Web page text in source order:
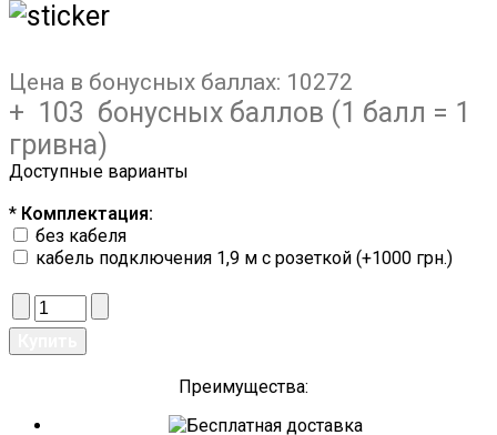
Цена в бонусных баллах: 10272
+ 103 бонусных баллов (1 балл = 1
гривна)
Доступные варианты
* Комплектация:
без кабеля
кабель подключения 1,9 м с розеткой (+1000 грн.)
Преимущества: